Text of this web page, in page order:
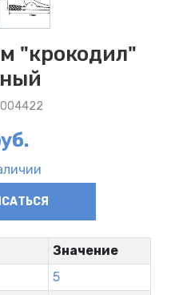
"крокодил"
Значение
5